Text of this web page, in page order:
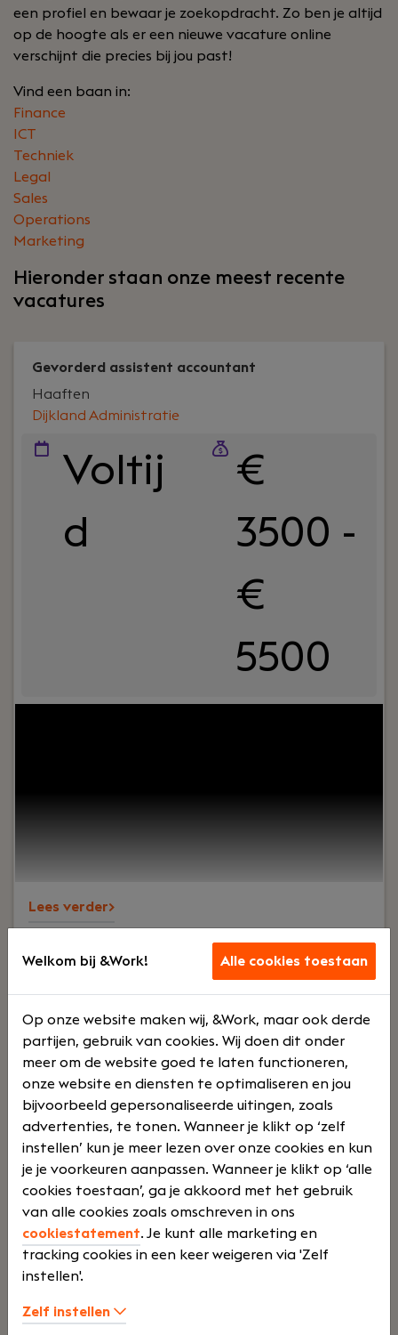
een profiel en bewaar je zoekopdracht. Zo ben je altijd
op de hoogte als er een nieuwe vacature online
verschijnt die precies bij jou past!
Vind een baan in:
Finance
ICT
Techniek
Legal
Sales
Operations
Marketing
Hieronder staan onze meest recente
vacatures
Gevorderd assistent accountant
Dijkland Administratie
Haaften
Voltij
d
€
3500 -
€
5500
Lees verder>
Junior assistent accountant
Dijkland Administratie
Haaften
Voltij
d
€
2500 -
€
3500
Jouw rol:Bij Dijkland administratie- en
Welkom bij &Work! Alle cookies toestaan
Op onze website maken wij, &Work, maar ook derde
partijen, gebruik van cookies. Wij doen dit onder
meer om de website goed te laten functioneren,
onze website en diensten te optimaliseren en jou
bijvoorbeeld gepersonaliseerde uitingen, zoals
advertenties, te tonen. Wanneer je klikt op ‘zelf
instellen’ kun je meer lezen over onze cookies en kun
je je voorkeuren aanpassen. Wanneer je klikt op ‘alle
cookies toestaan’, ga je akkoord met het gebruik
van alle cookies zoals omschreven in ons
cookiestatement. Je kunt alle marketing en
tracking cookies in een keer weigeren via 'Zelf
instellen'.
Zelf instellen